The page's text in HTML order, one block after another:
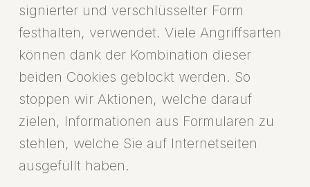
signierter und verschlüsselter Form
festhalten, verwendet. Viele Angriffsarten
können dank der Kombination dieser
beiden Cookies geblockt werden. So
stoppen wir Aktionen, welche darauf
zielen, Informationen aus Formularen zu
stehlen, welche Sie auf Internetseiten
ausgefüllt haben.